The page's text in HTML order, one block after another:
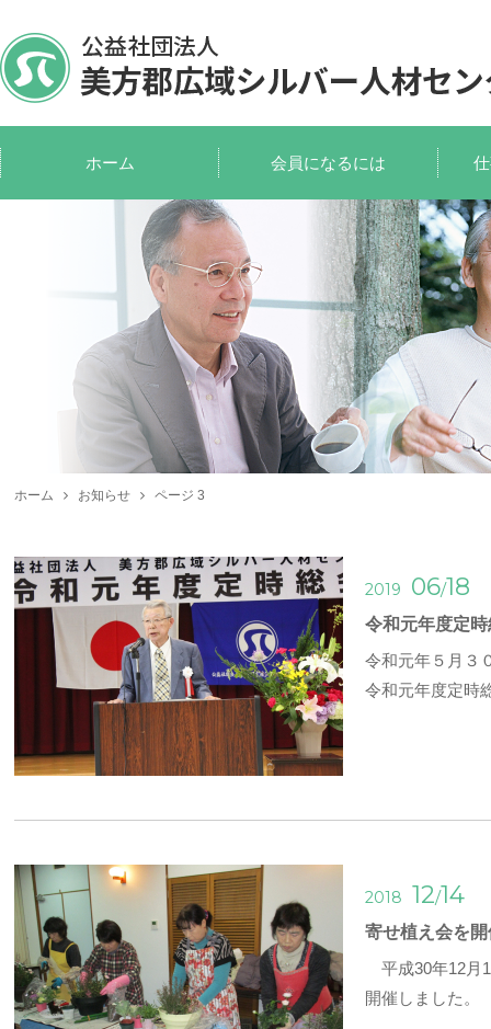
ホーム 会員になるには
ホーム お知らせ ページ 3
2019 06/18
令和元年度定
令和元年５月３
令和元年度定時
2018 12/14
寄せ植え会を
平成30年12月
開催しました